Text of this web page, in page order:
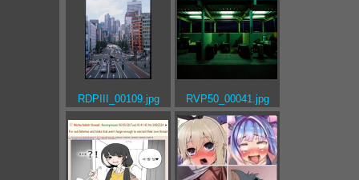
RDPIII_00109.jpg RVP50_00041.jpg